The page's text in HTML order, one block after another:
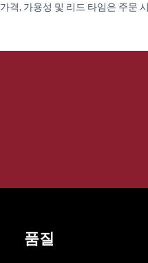
가격, 가용성 및 리드 타임은 주문
품질